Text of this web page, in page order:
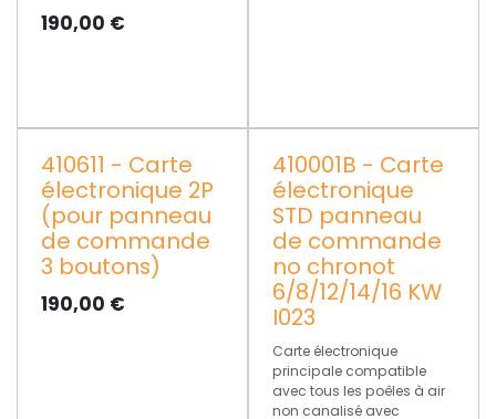
190,00 €
410611 - Carte
électronique 2P
(pour panneau
de commande
3 boutons)
190,00 €
410001B - Carte
électronique
STD panneau
de commande
no chronot
6/8/12/14/16 KW
I023
Carte électronique
principale compatible
avec tous les poêles à air
non canalisé avec